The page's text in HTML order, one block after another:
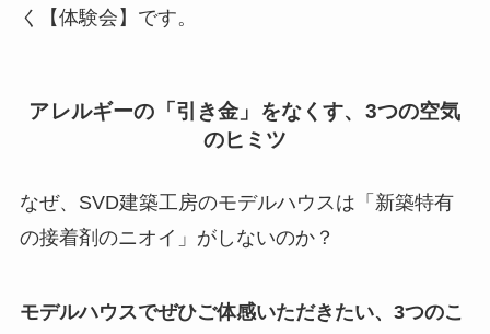
く【体験会】です。
アレルギーの「引き金」をなくす、3つの空気
のヒミツ
なぜ、SVD建築工房のモデルハウスは「新築特有
の接着剤のニオイ」がしないのか？
モデルハウスでぜひご体感いただきたい、3つのこ